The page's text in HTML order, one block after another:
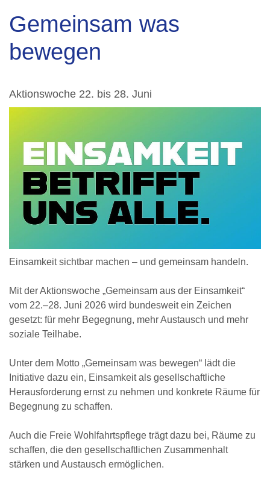
Gemeinsam was
bewegen
Aktionswoche 22. bis 28. Juni
Einsamkeit sichtbar machen – und gemeinsam handeln.
Mit der Aktionswoche „Gemeinsam aus der Einsamkeit“
vom 22.–28. Juni 2026 wird bundesweit ein Zeichen
gesetzt: für mehr Begegnung, mehr Austausch und mehr
soziale Teilhabe.
Unter dem Motto „Gemeinsam was bewegen“ lädt die
Initiative dazu ein, Einsamkeit als gesellschaftliche
Herausforderung ernst zu nehmen und konkrete Räume für
Begegnung zu schaffen.
Auch die Freie Wohlfahrtspflege trägt dazu bei, Räume zu
schaffen, die den gesellschaftlichen Zusammenhalt
stärken und Austausch ermöglichen.